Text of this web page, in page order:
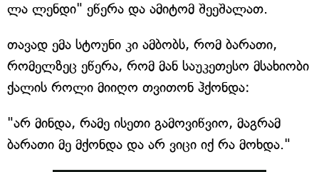
ლა ლენდი" ეწერა და ამიტომ შეეშალათ.
თავად ემა სტოუნი კი ამბობს, რომ ბარათი,
რომელზეც ეწერა, რომ მან საუკეთესო მსახიობი
ქალის როლი მიიღო თვითონ ჰქონდა:
"არ მინდა, რამე ისეთი გამოვიწვიო, მაგრამ
ბარათი მე მქონდა და არ ვიცი იქ რა მოხდა."